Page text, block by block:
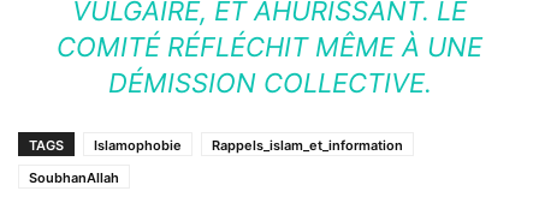
VULGAIRE, ET AHURISSANT. LE
COMITÉ RÉFLÉCHIT MÊME À UNE
DÉMISSION COLLECTIVE.
TAGS Islamophobie
Rappels_islam_et_information
SoubhanAllah